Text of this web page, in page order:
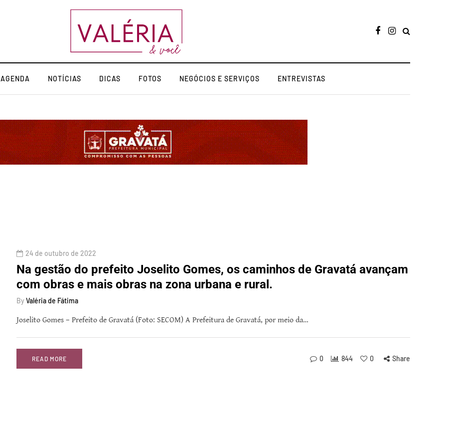
AGENDA NOTÍCIAS DICAS FOTOS NEGÓCIOS E SERVIÇOS ENTREVISTAS
24 de outubro de 2022
Na gestão do prefeito Joselito Gomes, os caminhos de Gravatá avançam
com obras e mais obras na zona urbana e rural.
By Valéria de Fátima
Joselito Gomes – Prefeito de Gravatá (Foto: SECOM) A Prefeitura de Gravatá, por meio da…
READ MORE 0 844 0 Share